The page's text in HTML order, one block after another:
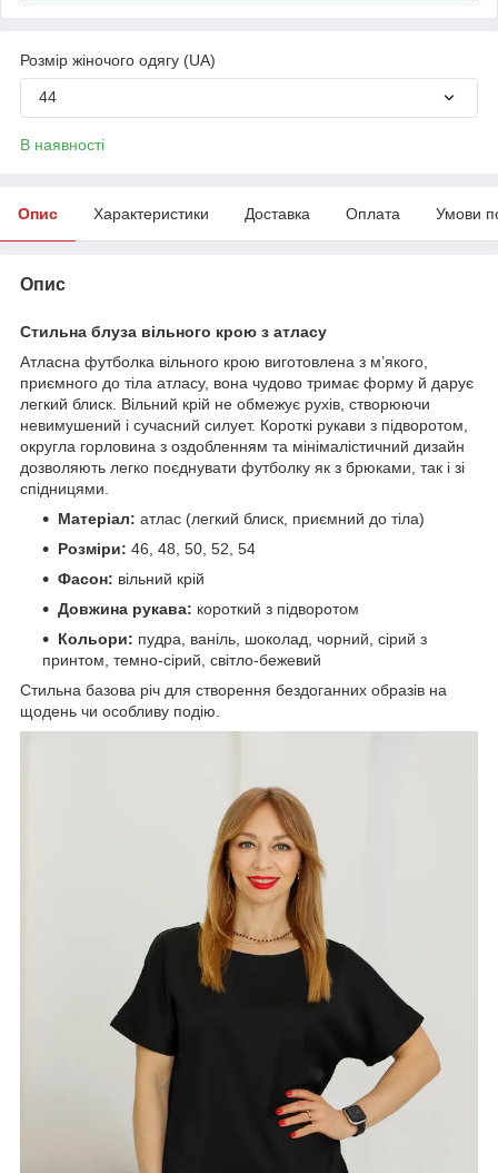
Розмір жіночого одягу (UA)
44
В наявності
Опис Характеристики Доставка Оплата Умови
Опис
Стильна блуза вільного крою з атласу
Атласна футболка вільного крою виготовлена з м’якого,
приємного до тіла атласу, вона чудово тримає форму й дарує
легкий блиск. Вільний крій не обмежує рухів, створюючи
невимушений і сучасний силует. Короткі рукави з підворотом,
округла горловина з оздобленням та мінімалістичний дизайн
дозволяють легко поєднувати футболку як з брюками, так і зі
спідницями.
Матеріал: атлас (легкий блиск, приємний до тіла)
Розміри: 46, 48, 50, 52, 54
Фасон: вільний крій
Довжина рукава: короткий з підворотом
Кольори: пудра, ваніль, шоколад, чорний, сірий з
принтом, темно-сірий, світло-бежевий
Стильна базова річ для створення бездоганних образів на
щодень чи особливу подію.